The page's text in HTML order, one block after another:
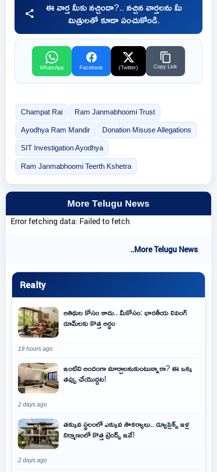
ఈ వార్త మీకు నచ్చిందా?.. నచ్చిన వార్తలను మీ
మిత్రులతో కూడా పంచుకోండి.
WhatsApp Facebook (Twitter) Copy Link
Champat Rai Ram Janmabhoomi Trust
Ayodhya Ram Mandir Donation Misuse Allegations
SIT Investigation Ayodhya
Ram Janmabhoomi Teerth Kshetra
More Telugu News
Error fetching data: Failed to fetch
..More Telugu News
Realty
అతిథుల కోసం కాదు.. మీకోసం: భారతీయ లివింగ్
రూమ్‌లకు కొత్త అర్థం
19 hours ago
ఇంటిని అందంగా మార్చాలనుకుంటున్నారా? ఈ ఒక్క
తప్పు చేయొద్దట!
2 days ago
తక్కువ స్థలంలో ఎక్కువ సౌకర్యాలు.. డ్యూప్లెక్స్ ఇళ్ల
నిర్మాణంలో కొత్త ట్రెండ్స్ ఇవే!
2 days ago